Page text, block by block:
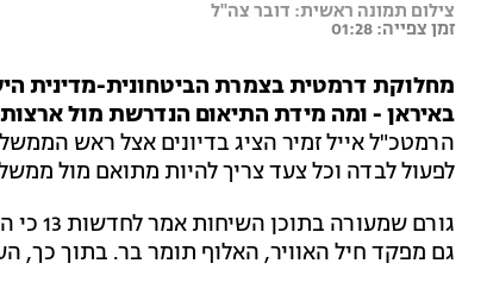
צילום תמונה ראשית: דובר צה"ל
זמן צפייה: 01:28
מחלוקת דרמטית בצמרת הביטחונית-מדינית
באיראן - ומה מידת התיאום הנדרשת מול
הרמטכ"ל אייל זמיר הציג בדיונים אצל ראש
לפעול לבדה וכל צעד צריך להיות מתואם מול
גורם
גם מפקד חיל האוויר, האלוף תומר בר. בתוך כך,